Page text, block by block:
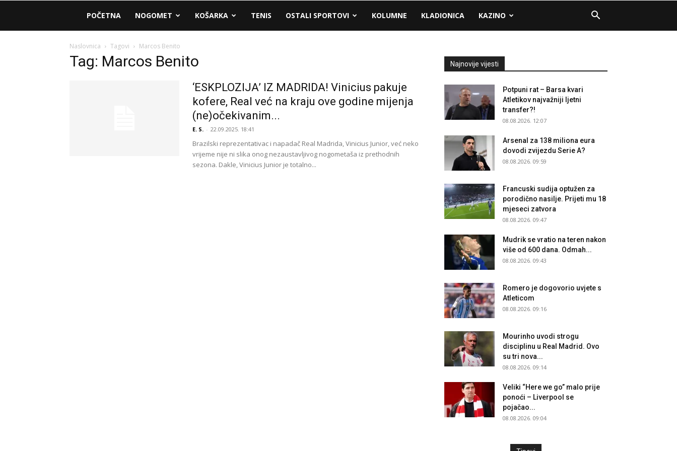
AM
Sport
POČETNA NOGOMET KOŠARKA TENIS OSTALI SPORTOVI KOLUMNE KLADIONICA KAZINO
Naslovnica Tagovi Marcos Benito
Tag: Marcos Benito
‘ESKPLOZIJA’ IZ MADRIDA! Vinicius pakuje
kofere, Real već na kraju ove godine mijenja
(ne)očekivanim...
E. S. - 22.09.2025. 18:41
Brazilski reprezentativac i napadač Real Madrida, Vinicius Junior, već neko
vrijeme nije ni slika onog nezaustavljivog nogometaša iz prethodnih
sezona. Dakle, Vinicius Junior je totalno...
Najnovije vijesti
Potpuni rat – Barsa kvari
Atletikov najvažniji ljetni
transfer?!
08.08.2026. 12:07
Arsenal za 138 miliona eura
dovodi zvijezdu Serie A?
08.08.2026. 09:59
Francuski sudija optužen za
porodično nasilje. Prijeti mu 18
mjeseci zatvora
08.08.2026. 09:47
Mudrik se vratio na teren nakon
više od 600 dana. Odmah...
08.08.2026. 09:43
Romero je dogovorio uvjete s
Atleticom
08.08.2026. 09:16
Mourinho uvodi strogu
disciplinu u Real Madrid. Ovo
su tri nova...
08.08.2026. 09:14
Veliki “Here we go” malo prije
ponoći – Liverpool se
pojačao...
08.08.2026. 09:04